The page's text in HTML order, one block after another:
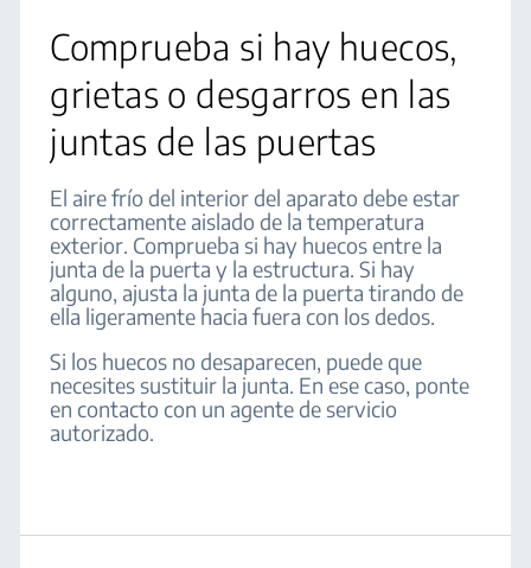
Comprueba si hay huecos,
grietas o desgarros en las
juntas de las puertas
El aire frío del interior del aparato debe estar
correctamente aislado de la temperatura
exterior. Comprueba si hay huecos entre la
junta de la puerta y la estructura. Si hay
alguno, ajusta la junta de la puerta tirando de
ella ligeramente hacia fuera con los dedos.
Si los huecos no desaparecen, puede que
necesites sustituir la junta. En ese caso, ponte
en contacto con un agente de servicio
autorizado.